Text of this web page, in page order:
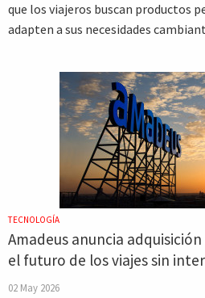
que los viajeros buscan productos
adapten a sus necesidades
TECNOLOGÍA
Amadeus anuncia
el futuro de los viajes sin
02 May 2026